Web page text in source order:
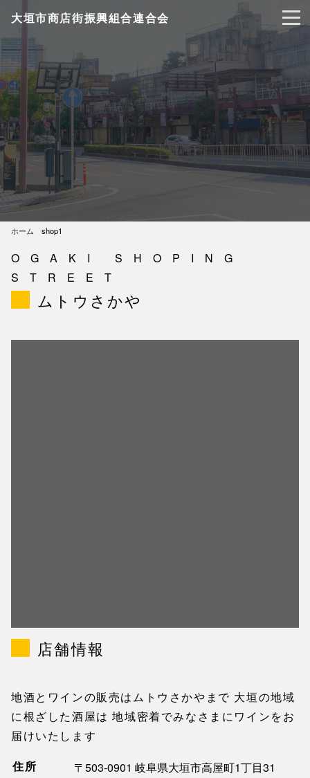
大垣市商店街振興組合連合会
ホーム shop1
OGAKI SHOPING
STREET
ムトウさかや
店舗情報
地酒とワインの販売はムトウさかやまで 大垣の地域
に根ざした酒屋は 地域密着でみなさまにワインをお
届けいたします
住所
〒503-0901 岐阜県大垣市高屋町1丁目31